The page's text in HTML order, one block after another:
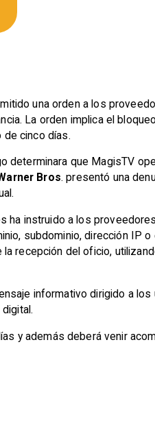
una orden a los
La orden implica el
de cinco días.
que MagisTV
Bros. presentó una
ha instruido a los
subdominio, dirección IP
recepción del oficio,
informativo dirigido a
y además deberá venir